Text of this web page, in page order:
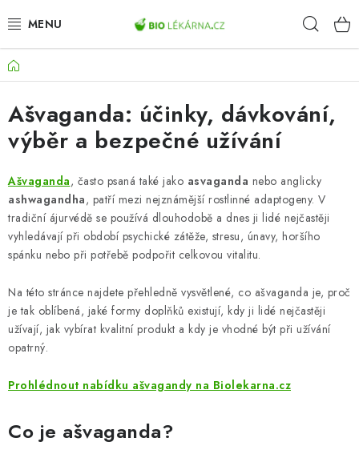
na
AKCE
DOPLŇKY STRAVY
PŘÍRODNÍ KOSMETIKA
SPORT
ZDRAVÉ POTRAVINY
ZDRAVOTNÍ OKRUHY
GDPR
Obchodní podmínky
Domů
Ašvaganda: účinky, dávkování,
výběr a bezpečné užívání
Ašvaganda, často psaná také jako asvaganda nebo anglicky
ashwagandha, patří mezi nejznámější rostlinné adaptogeny. V
tradiční ájurvédě se používá dlouhodobě a dnes ji lidé nejčastěji
vyhledávají při období psychické zátěže, stresu, únavy, horšího
spánku nebo při potřebě podpořit celkovou vitalitu.
Na této stránce najdete přehledně vysvětlené, co ašvaganda je, proč
je tak oblíbená, jaké formy doplňků existují, kdy ji lidé nejčastěji
užívají, jak vybírat kvalitní produkt a kdy je vhodné být při užívání
opatrný.
Prohlédnout nabídku ašvagandy na Biolekarna.cz
Co je ašvaganda?